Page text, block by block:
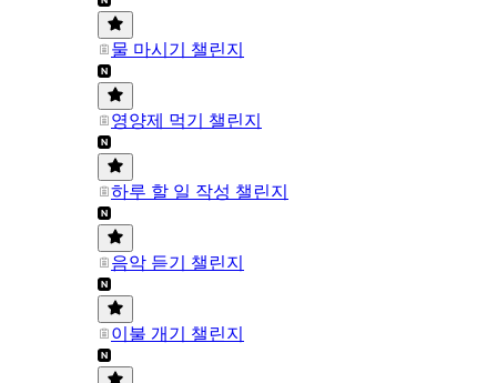
물 마시기 챌린지
영양제 먹기 챌린지
하루 할 일 작성 챌린지
음악 듣기 챌린지
이불 개기 챌린지